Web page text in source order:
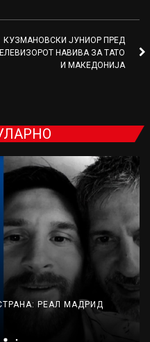
КУЗМАНОВСКИ ЈУНИОР ПРЕД
НАВИВА ЗА ТАТО
И МАКЕДОНИЈА
РЕАЛ МАДРИД